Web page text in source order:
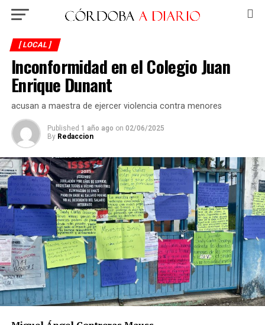
[ LOCAL ]
Inconformidad en el Colegio Juan
Enrique Dunant
acusan a maestra de ejercer violencia contra menores
Published 1 año ago on 02/06/2025
By Redaccion